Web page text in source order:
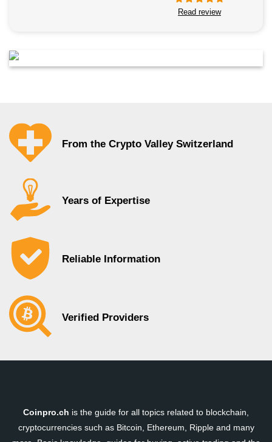
Read review
From the Crypto Valley Switzerland
Years of Expertise
Reliable Information
Verified Providers
Coinpro.ch is the guide for all topics related to blockchain,
cryptocurrencies such as Bitcoin, Ethereum, Ripple and many